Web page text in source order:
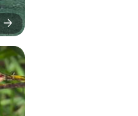
de 7 optaron
una
carreteras
los parques